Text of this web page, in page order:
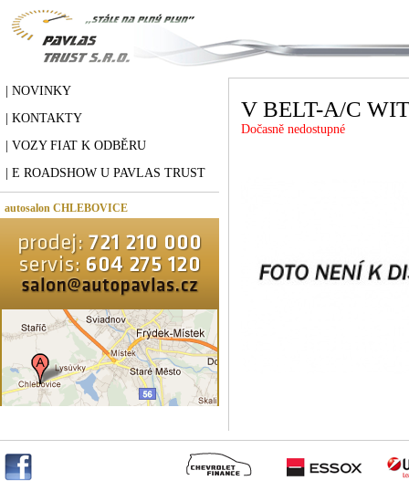
| NOVINKY
| KONTAKTY
| VOZY FIAT K ODBĚRU
| E ROADSHOW U PAVLAS TRUST
autosalon CHLEBOVICE
V BELT-A/C
Dočasně nedostupné